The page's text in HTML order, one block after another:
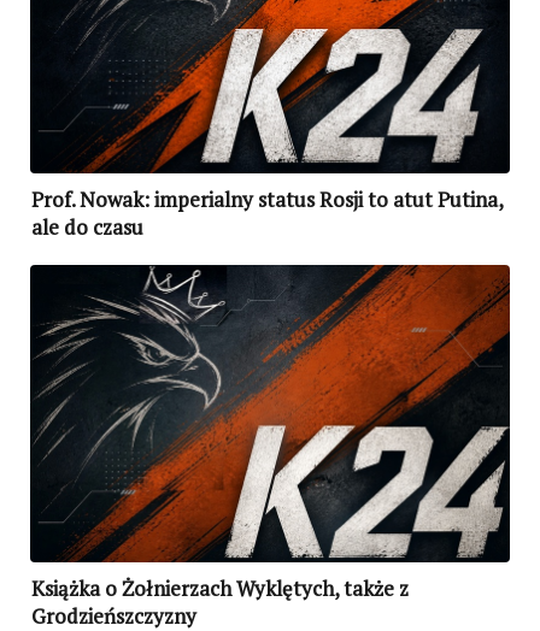
Prof. Nowak: imperialny status Rosji to atut Putina,
ale do czasu
Książka o Żołnierzach Wyklętych, także z
Grodzieńszczyzny